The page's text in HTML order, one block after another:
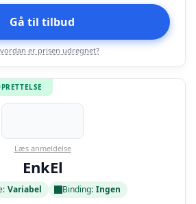
Gå til tilbud
er prisen udregnet?
Læs anmeldelse
EnkEl
Variabel Binding: Ingen